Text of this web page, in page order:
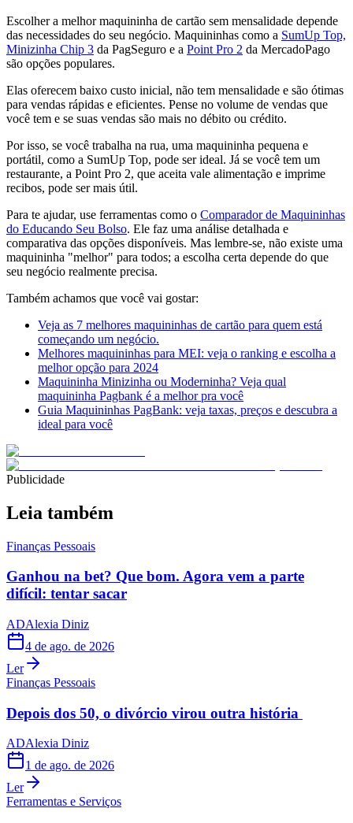
Escolher a melhor maquininha de cartão sem mensalidade depende
das necessidades do seu negócio. Maquininhas como a SumUp Top,
Minizinha Chip 3 da PagSeguro e a Point Pro 2 da MercadoPago
são opções populares.
Elas oferecem baixo custo inicial, não tem mensalidade e são ótimas
para vendas rápidas e eficientes. Pense no volume de vendas que
você tem e se suas vendas são mais no débito ou crédito.
Por isso, se você trabalha na rua, uma maquininha pequena e
portátil, como a SumUp Top, pode ser ideal. Já se você tem um
restaurante, a Point Pro 2, que aceita vale alimentação e imprime
recibos, pode ser mais útil.
Para te ajudar, use ferramentas como o Comparador de Maquininhas
do Educando Seu Bolso. Ele faz uma análise detalhada e
comparativa das opções disponíveis. Mas lembre-se, não existe uma
maquininha "melhor" para todos; a escolha certa depende do que
seu negócio realmente precisa.
Também achamos que você vai gostar:
Veja as 7 melhores maquininhas de cartão para quem está
começando um negócio.
Melhores maquininhas para MEI: veja o ranking e escolha a
melhor opção para 2024
Maquininha Minizinha ou Moderninha? Veja qual
maquininha Pagbank é a melhor pra você
Guia Maquininhas PagBank: veja taxas, preços e descubra a
ideal para você
Publicidade
Leia também
Finanças Pessoais
Ganhou na bet? Que bom. Agora vem a parte
difícil: tentar sacar
ADAlexia Diniz
4 de ago. de 2026
Ler
Finanças Pessoais
Depois dos 50, o divórcio virou outra história
ADAlexia Diniz
1 de ago. de 2026
Ler
Ferramentas e Serviços